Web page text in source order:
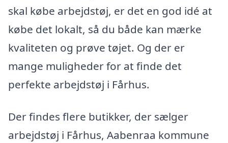
skal købe arbejdstøj, er det en god idé at
købe det lokalt, så du både kan mærke
kvaliteten og prøve tøjet. Og der er
mange muligheder for at finde det
perfekte arbejdstøj i Fårhus.
Der findes flere butikker, der sælger
arbejdstøj i Fårhus, Aabenraa kommune